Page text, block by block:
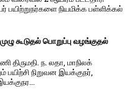
பயிற்றுநர்​களை நியமிக்க பள்​ளிக்​கல்​
கூடுதல் பொறுப்பு வழங்குதல்
திருமதி. ந. லதா, மாநிலக்
பயிற்சி நிறுவன இயக்குநர்,